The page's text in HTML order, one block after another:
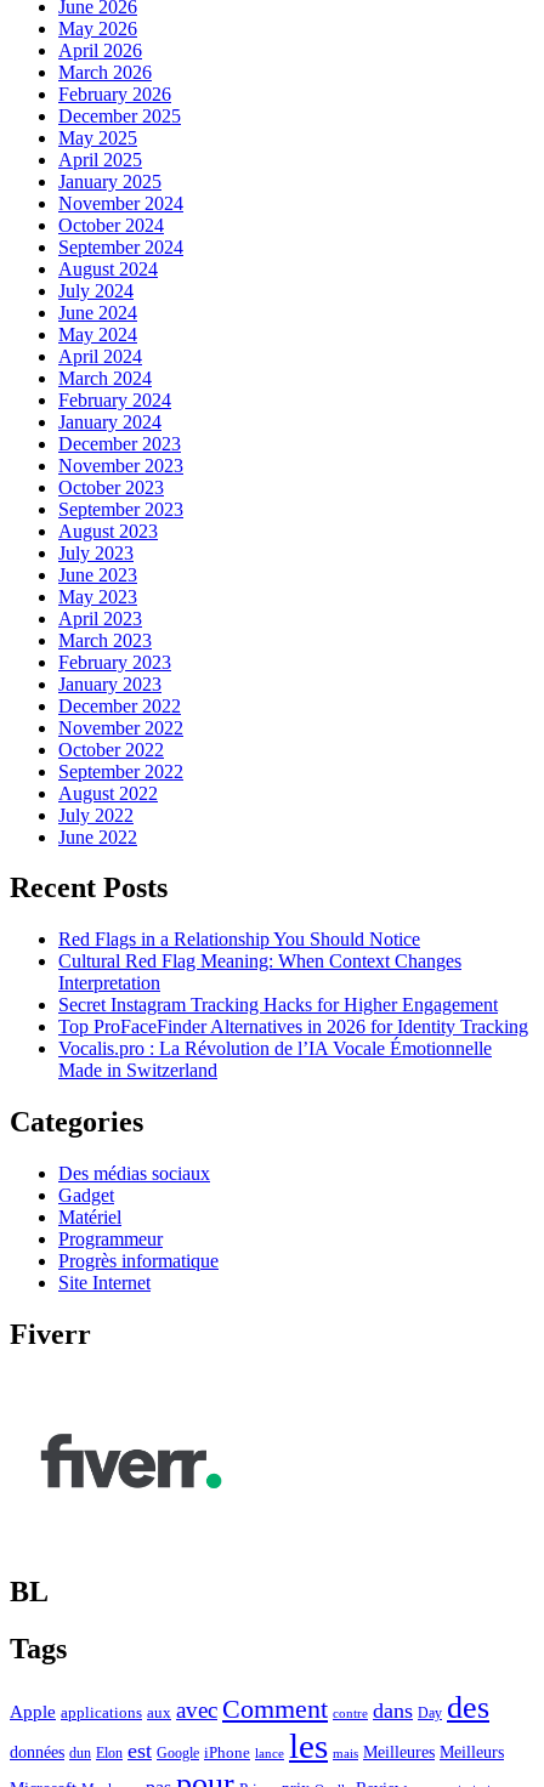
June 2026
May 2026
April 2026
March 2026
February 2026
December 2025
May 2025
April 2025
January 2025
November 2024
October 2024
September 2024
August 2024
July 2024
June 2024
May 2024
April 2024
March 2024
February 2024
January 2024
December 2023
November 2023
October 2023
September 2023
August 2023
July 2023
June 2023
May 2023
April 2023
March 2023
February 2023
January 2023
December 2022
November 2022
October 2022
September 2022
August 2022
July 2022
June 2022
Recent Posts
Red Flags in a Relationship You Should Notice
Cultural Red Flag Meaning: When Context Changes
Interpretation
Secret Instagram Tracking Hacks for Higher Engagement
Top ProFaceFinder Alternatives in 2026 for Identity Tracking
Vocalis.pro : La Révolution de l’IA Vocale Émotionnelle
Made in Switzerland
Categories
Des médias sociaux
Gadget
Matériel
Programmeur
Progrès informatique
Site Internet
Fiverr
BL
Tags
Apple applications aux avec Comment contre dans Day des
données dun Elon est Google iPhone lance les mais Meilleures Meilleurs